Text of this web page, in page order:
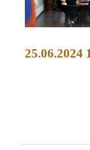
25.06.2024